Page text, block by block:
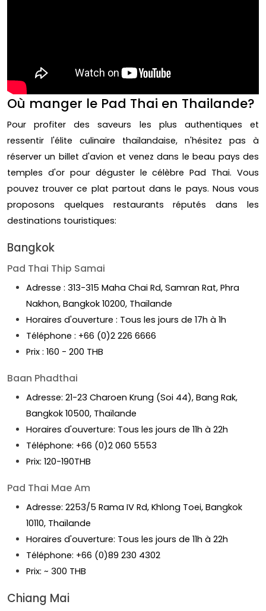
Où manger le Pad Thai en Thailande?
Pour profiter des saveurs les plus authentiques et
ressentir l'élite culinaire thaïlandaise, n'hésitez pas à
réserver un billet d'avion et venez dans le beau pays des
temples d'or pour déguster le célèbre Pad Thai. Vous
pouvez trouver ce plat partout dans le pays. Nous vous
proposons quelques restaurants réputés dans les
destinations touristiques:
Bangkok
Pad Thai Thip Samai
Adresse : 313-315 Maha Chai Rd, Samran Rat, Phra
Nakhon, Bangkok 10200, Thaïlande
Horaires d'ouverture : Tous les jours de 17h à 1h
Téléphone : +66 (0)2 226 6666
Prix : 160 - 200 THB
Baan Phadthai
Adresse: 21-23 Charoen Krung (Soi 44), Bang Rak,
Bangkok 10500, Thaïlande
Horaires d'ouverture: Tous les jours de 11h à 22h
Téléphone: +66 (0)2 060 5553
Prix: 120-190THB
Pad Thai Mae Am
Adresse: 2253/5 Rama IV Rd, Khlong Toei, Bangkok
10110, Thaïlande
Horaires d'ouverture: Tous les jours de 11h à 22h
Téléphone: +66 (0)89 230 4302
Prix​​: ~ 300 THB
Chiang Mai